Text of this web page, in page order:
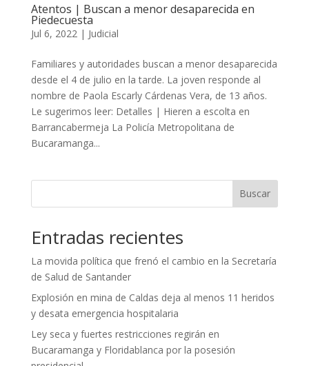
Atentos | Buscan a menor desaparecida en
Piedecuesta
Jul 6, 2022 | Judicial
Familiares y autoridades buscan a menor desaparecida
desde el 4 de julio en la tarde. La joven responde al
nombre de Paola Escarly Cárdenas Vera, de 13 años.
Le sugerimos leer: Detalles | Hieren a escolta en
Barrancabermeja La Policía Metropolitana de
Bucaramanga...
Buscar
Entradas recientes
La movida política que frenó el cambio en la Secretaría
de Salud de Santander
Explosión en mina de Caldas deja al menos 11 heridos
y desata emergencia hospitalaria
Ley seca y fuertes restricciones regirán en
Bucaramanga y Floridablanca por la posesión